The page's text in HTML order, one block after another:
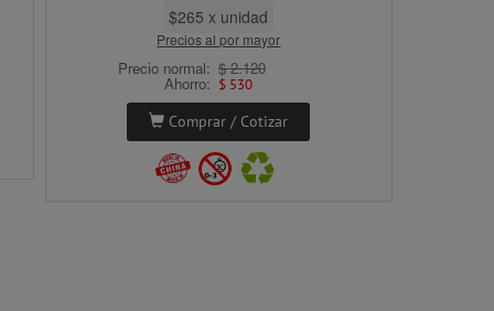
Llovizna
Cerrar
$265 x unidad
Precios al por mayor
Precio normal: $ 2.120
Ahorro: $ 530
Comprar / Cotizar